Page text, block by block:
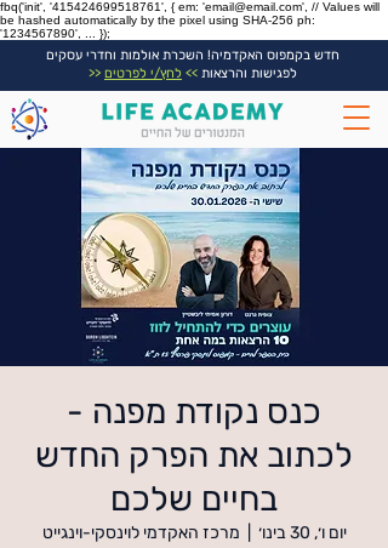
fbq('init', '415424699518761', { em: 'email@email.com', // Values will
be hashed automatically by the pixel using SHA-256 ph:
'1234567890', ... });
חדש בקמפוס האקדמיה! השכרת אולמות וחדרי עסקים
לפגישות והרצאות >> לחץ/י לפרטים <<
כנס נקודת מפנה -
לכתוב את הפרק החדש
בחיים שלכם
יום ו׳, 30 בינו׳ מרכז האקדמי לוינסקי-וינגייט